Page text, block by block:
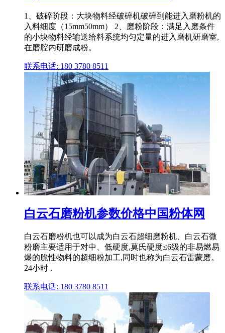
1、破碎阶段：大块物料经破碎机破碎到能进入磨粉机的
入料细度（15mm50mm） 2、磨粉阶段：满足入磨条件
的小块物料经输送给料系统均匀定量的进入磨机研磨室,
在磨腔内研磨成粉。
联系电话: 180 3780 8511
白云石磨粉机参数价格中国粉体网
白云石磨粉机也可以成为白云石超细磨粉机、白云石微
粉磨主要适用于对中、低硬度,莫氏硬度≤6级的非易燃易
爆的脆性物料的超细粉加工,同时也称为白云石雷蒙磨。
24小时 .
联系电话: 180 3780 8511